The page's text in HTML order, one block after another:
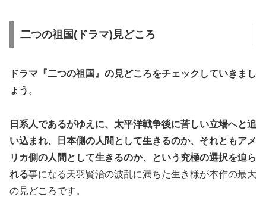
二つの祖国(ドラマ)見どころ
ドラマ『二つの祖国』の見どころをチェックしていきまし
ょう 。
日系人であるがゆえに、太平洋戦争後に苦しい立場へと追
い込まれ、日本側の人間として生きるのか、それともアメ
リカ側の人間として生きるのか、という究極の選択を迫ら
れる事になる天羽賢治の波乱に満ちた生き様が本作の最大
の見どころです。